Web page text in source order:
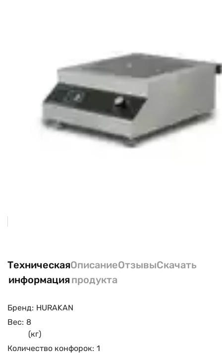
Техническая
информация
Описание
продукта
ОтзывыСкачать
Бренд: HURAKAN
Вес: 8
(кг)
Количество конфорок: 1